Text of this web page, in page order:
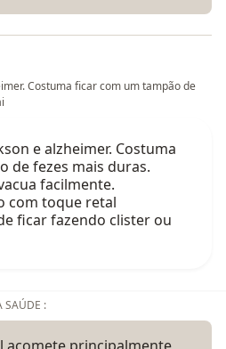
Costuma ficar com um tampão de
e alzheimer. Costuma
de fezes mais duras.
facilmente.
com toque retal
ficar fazendo clister ou
SAÚDE :